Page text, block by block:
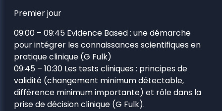
Premier jour
09:00 – 09:45 Evidence Based : une démarche
pour intégrer les connaissances scientifiques en
pratique clinique (G Fulk)
09:45 – 10:30 Les tests cliniques : principes de
validité (changement minimum détectable,
différence minimum importante) et rôle dans la
prise de décision clinique (G Fulk).